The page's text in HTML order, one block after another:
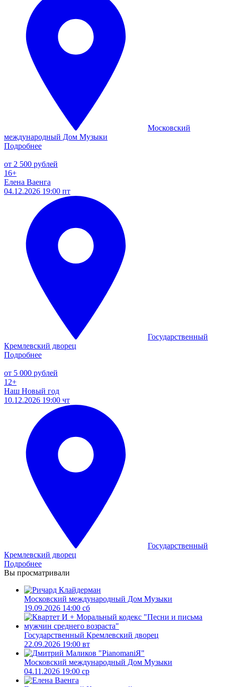
Московский
международный Дом Музыки
Подробнее
от 2 500 рублей
16+
Елена Ваенга
04.12.2026 19:00 пт
Государственный
Кремлевский дворец
Подробнее
от 5 000 рублей
12+
Наш Новый год
10.12.2026 19:00 чт
Государственный
Кремлевский дворец
Подробнее
Вы просматривали
Московский международный Дом Музыки
19.09.2026 14:00 сб
Государственный Кремлевский дворец
22.09.2026 19:00 вт
Московский международный Дом Музыки
04.11.2026 19:00 ср